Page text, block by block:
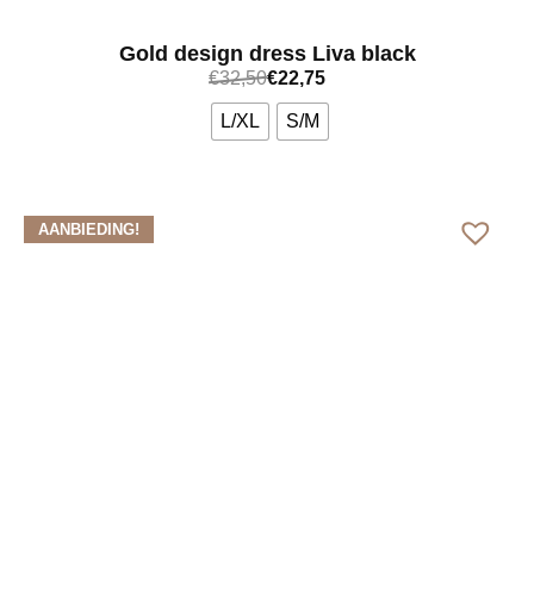
Gold design dress Liva black
€32,50€22,75
L/XL S/M
AANBIEDING!